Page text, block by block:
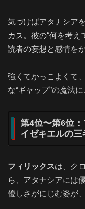
気づけばアタナシア
カス。彼の“何を考え
読者の妄想と感情を
強くてかっこよくて
な“ギャップ”の魔法
第4位〜第6位
イゼキエルの三
フィリックスは、ク
ら、アタナシアには
優しさがにじむ姿が